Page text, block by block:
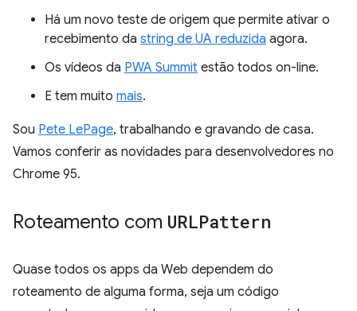
Há um novo teste de origem que permite ativar o
recebimento da string de UA reduzida agora.
Os vídeos da PWA Summit estão todos on-line.
E tem muito mais.
Sou Pete LePage, trabalhando e gravando de casa.
Vamos conferir as novidades para desenvolvedores no
Chrome 95.
Roteamento com URLPattern
Quase todos os apps da Web dependem do
roteamento de alguma forma, seja um código